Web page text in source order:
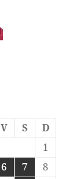
V S
D
1
6 7
8